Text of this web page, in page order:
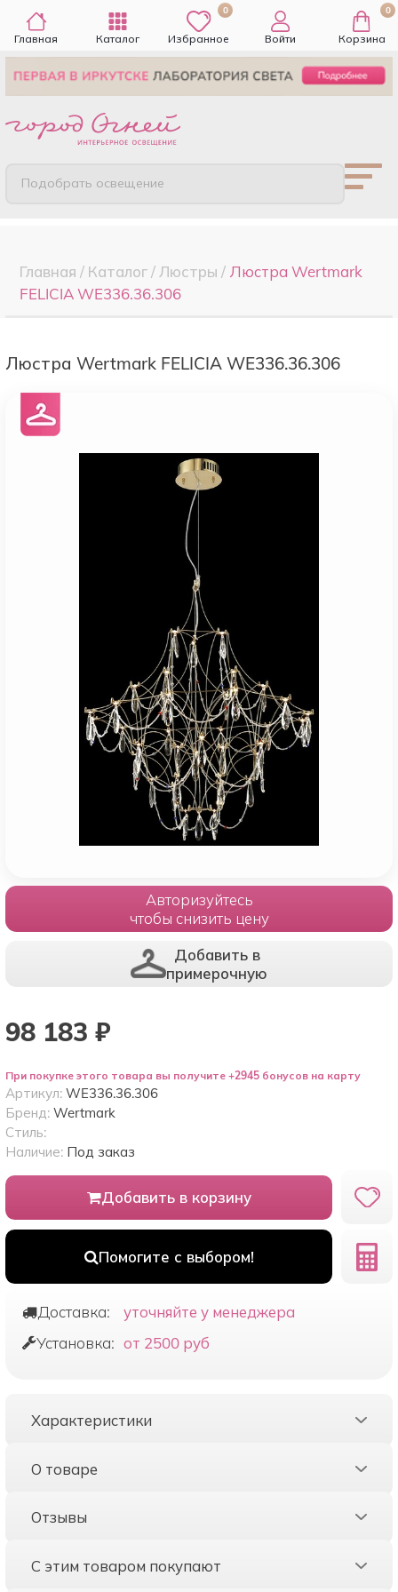
Главная Каталог
0
Избранное Войти
0
Корзина
Подобрать освещение
Главная / Каталог/ Люстры / Люстра Wertmark
FELICIA WE336.36.306
Люстра Wertmark FELICIA WE336.36.306
Авторизуйтесь
чтобы снизить цену
Добавить в
примерочную
98 183 ₽
При покупке этого товара вы получите +2945 бонусов на карту
Добавить в корзину
Помогите с выбором!
Артикул: WE336.36.306
Бренд: Wertmark
Стиль:
Наличие: Под заказ
Доставка:
уточняйте у менеджера
Установка: от 2500 руб
Характеристики
О товаре
Отзывы
С этим товаром покупают